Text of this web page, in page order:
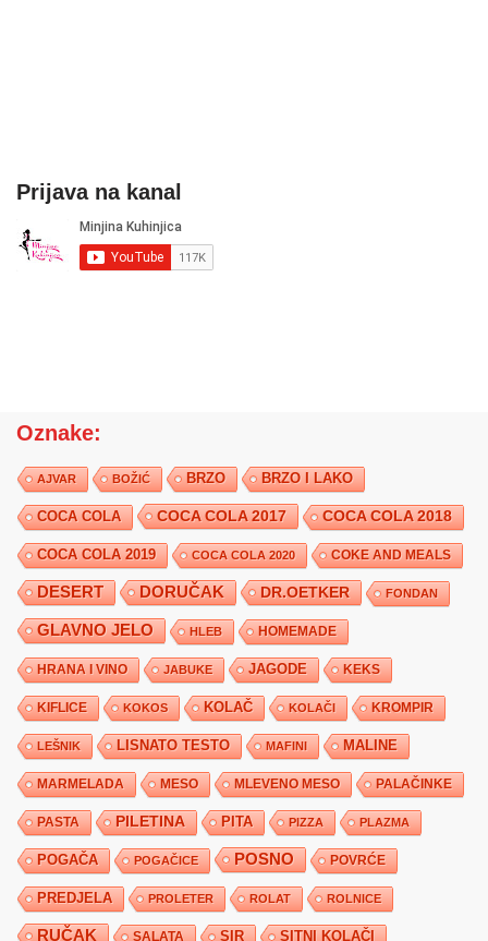
Prijava na kanal
Oznake:
AJVAR BOŽIĆ BRZO BRZO I LAKO
COCA COLA COCA COLA 2017 COCA COLA 2018
COCA COLA 2019 COCA COLA 2020 COKE AND MEALS
DESERT DORUČAK DR.OETKER FONDAN
GLAVNO JELO HLEB HOMEMADE
HRANA I VINO JABUKE JAGODE KEKS
KIFLICE KOKOS KOLAČ KOLAČI KROMPIR
LEŠNIK LISNATO TESTO MAFINI MALINE
MARMELADA MESO MLEVENO MESO PALAČINKE
PASTA PILETINA PITA PIZZA PLAZMA
POGAČA POGAČICE POSNO POVRĆE
PREDJELA PROLETER ROLAT ROLNICE
RUČAK SALATA SIR SITNI KOLAČI